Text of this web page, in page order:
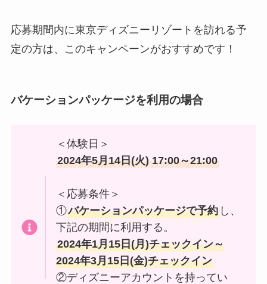
応募期間内に東京ディズニーリゾートを訪れる予
定の方は、このキャンペーンがおすすめです！
バケーションパッケージを利用の場合
＜体験日＞
2024年5月14日(火) 17:00～21:00
＜応募条件＞
①バケーションパッケージで予約 し、
下記の期間に利用する。
2024年1月15日(月)チェックイン～
2024年3月15日(金)チェックイン
②ディズニーアカウントを持ってい